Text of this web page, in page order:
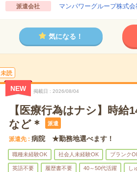
派遣会社 マンパワーグループ株式
気になる！
未読
NEW 掲載日 2026/08/04
【医療行為はナシ】時給
など＊
派遣
派遣先 病院 ★勤務地選べます！
職種未経験OK 社会人未経験OK ブランク
英語不要 履歴書不要 40～50代活躍 し